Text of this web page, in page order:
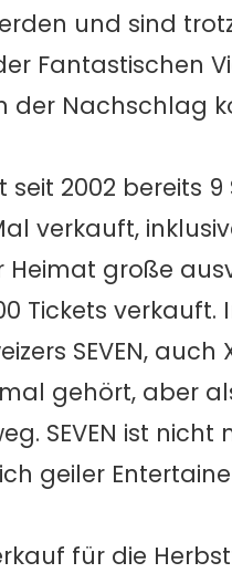
und sind
Fantastischen
der Nachschlag
seit 2002
verkauft,
Heimat große
Tickets
SEVEN,
gehört, aber
SEVEN ist
geiler
für die